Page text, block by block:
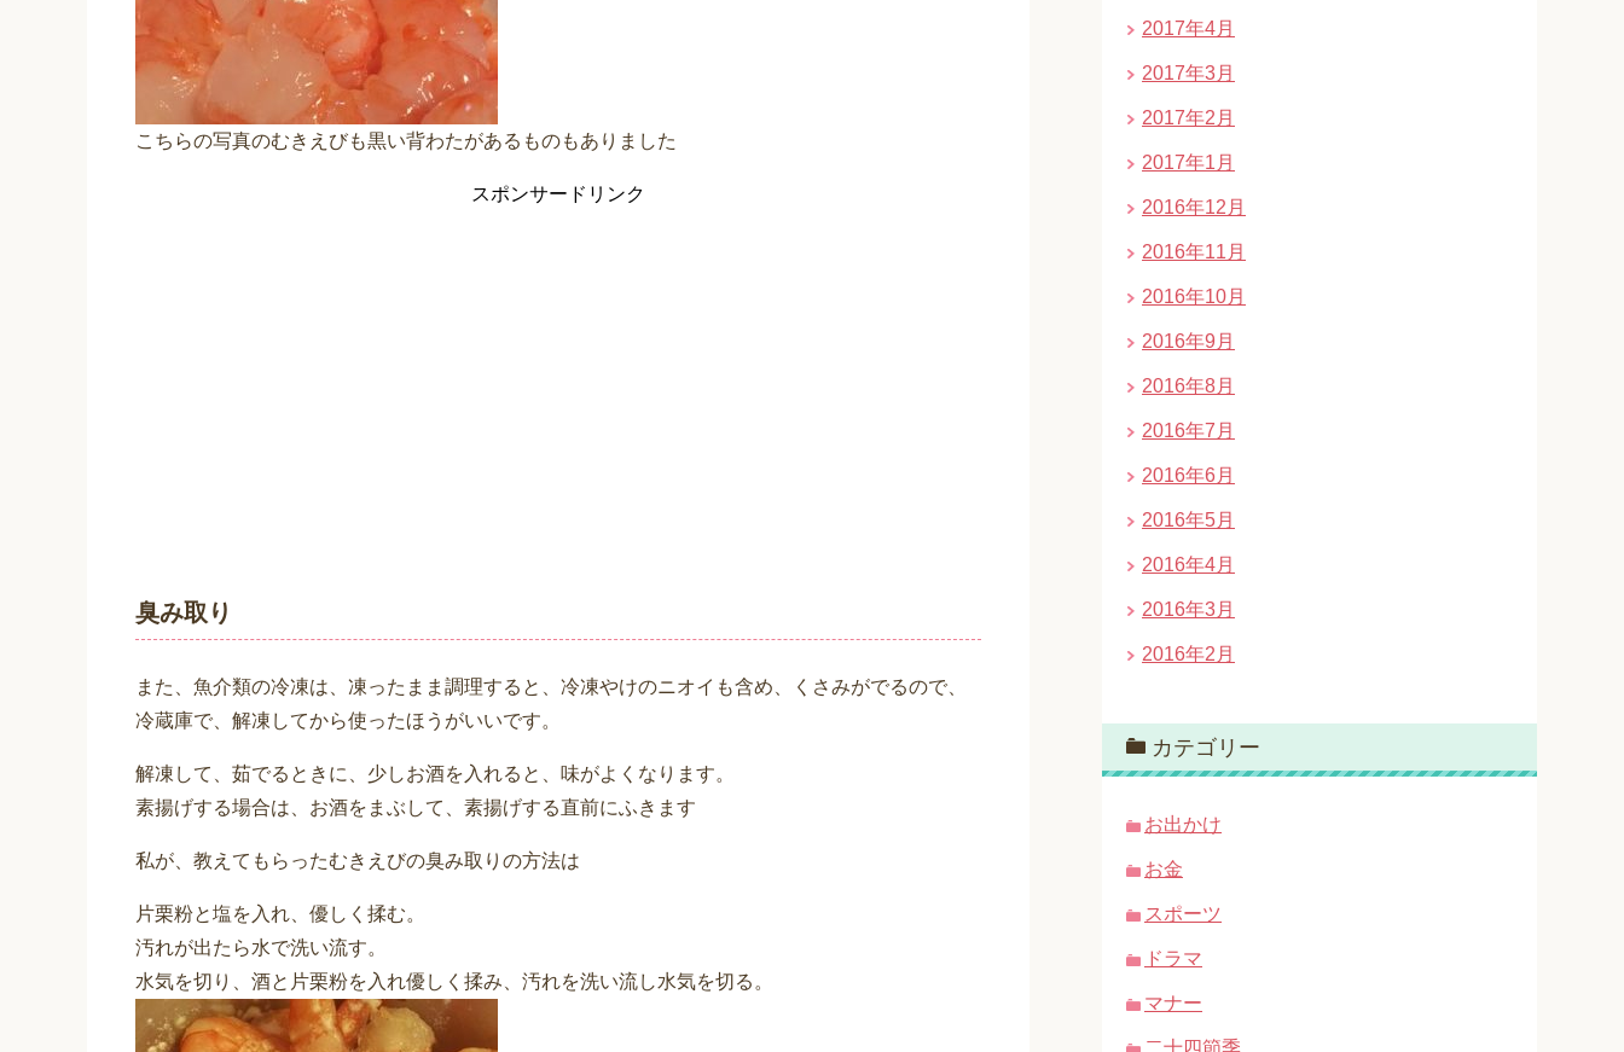
こちらの写真のむきえびも黒い背わたがあるものもありました
スポンサードリンク
臭み取り
また、魚介類の冷凍は、凍ったまま調理すると、冷凍やけのニオイも含め、くさみがでるので、
冷蔵庫で、解凍してから使ったほうがいいです。
解凍して、茹でるときに、少しお酒を入れると、味がよくなります。
素揚げする場合は、お酒をまぶして、素揚げする直前にふきます
私が、教えてもらったむきえびの臭み取りの方法は
片栗粉と塩を入れ、優しく揉む。
汚れが出たら水で洗い流す。
水気を切り、酒と片栗粉を入れ優しく揉み、汚れを洗い流し水気を切る。
2017年4月
2017年3月
2017年2月
2017年1月
2016年12月
2016年11月
2016年10月
2016年9月
2016年8月
2016年7月
2016年6月
2016年5月
2016年4月
2016年3月
2016年2月
カテゴリー
お出かけ
お金
スポーツ
ドラマ
マナー
二十四節季